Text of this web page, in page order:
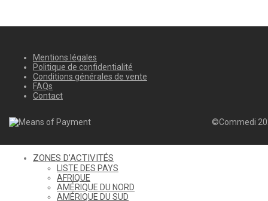
Mentions légales
Politique de confidentialité
Conditions générales de vente
FAQs
Contact
©Commedi
ZONES D’ACTIVITÉS
LISTE DES PAYS
AFRIQUE
AMÉRIQUE DU NORD
AMÉRIQUE DU SUD